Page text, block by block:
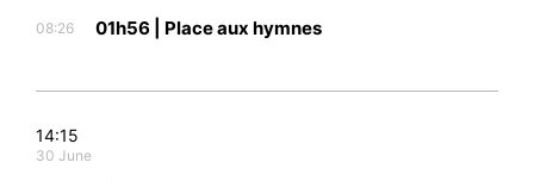
08:26 01h56 | Place aux hymnes
14:15
30 June